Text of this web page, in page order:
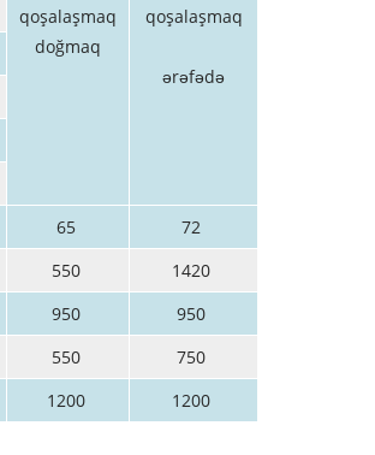
qoşalaşmaq
doğmaq
qoşalaşmaq
ərəfədə
65 72
550
1420
950
950
550
750
1200 1200